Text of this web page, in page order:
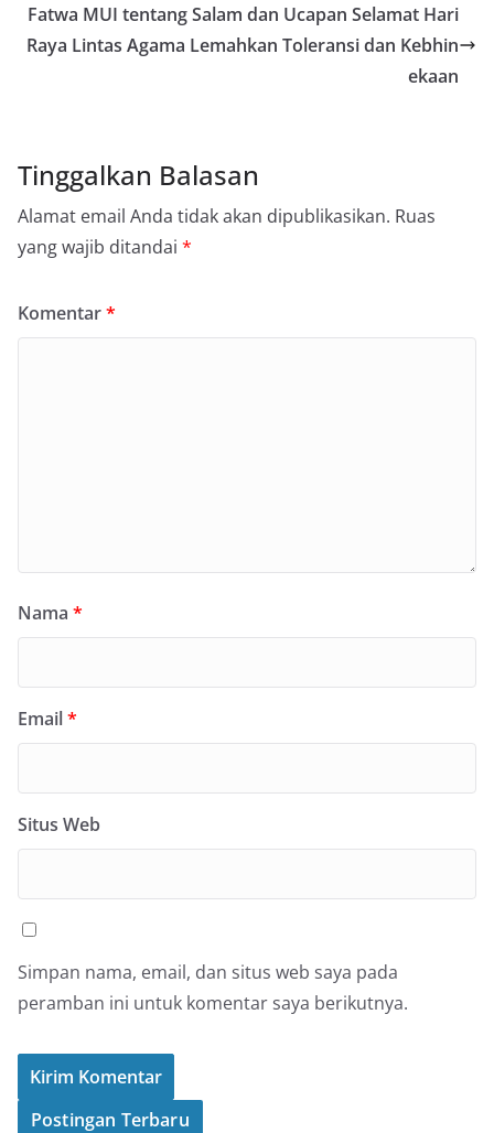
Fatwa MUI tentang Salam dan Ucapan Selamat Hari
Raya Lintas Agama Lemahkan Toleransi dan Kebhin
ekaan
Tinggalkan Balasan
Alamat email Anda tidak akan dipublikasikan. Ruas
yang wajib ditandai *
Komentar*
Nama *
Email*
Situs Web
Simpan nama, email, dan situs web saya pada
peramban ini untuk komentar saya berikutnya.
Postingan Terbaru